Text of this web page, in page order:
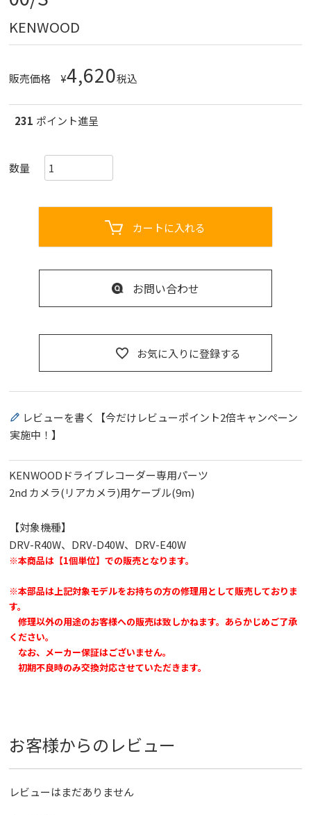
KENWOOD
販売価格 ¥4,620税込
231 ポイント進呈
お気に入りに登録する
カートに入れる
お問い合わせ
レビューを書く【今だけレビューポイント2倍キャンペーン
実施中！】
KENWOODドライブレコーダー専用パーツ
2nd カメラ(リアカメラ)用ケーブル(9m)
【対象機種】
DRV-R40W、DRV-D40W、DRV-E40W
※本商品は【1個単位】での販売となります。
※本部品は上記対象モデルをお持ちの方の修理用として販売しておりま
す。
修理以外の用途のお客様への販売は致しかねます。あらかじめご了承
ください。
なお、メーカー保証はございません。
初期不良時のみ交換対応させていただきます。
お客様からのレビュー
レビューはまだありません